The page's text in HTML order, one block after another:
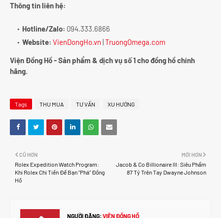
Thông tin liên hệ:
Hotline/Zalo: 094.333.6866
Website: VienDongHo.vn |TruongOmega.com
Viện Đồng Hồ - Sản phẩm & dịch vụ số 1 cho đồng hồ chính
hãng.
Tags THU MUA TƯ VẤN XU HƯỚNG
MỚI HƠN
Jacob & Co Billionaire III: Siêu Phẩm
87 Tỷ Trên Tay Dwayne Johnson
CŨ HƠN
Rolex Expedition Watch Program:
Khi Rolex Chi Tiền Để Bạn "Phá" Đồng
Hồ
NGƯỜI ĐĂNG: VIỆN ĐỒNG HỒ